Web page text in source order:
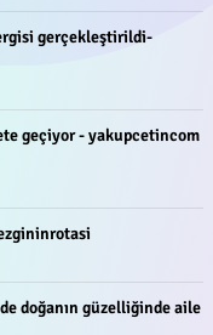
gerçekleştirildi-
geçiyor - yakupcetincom
doğanın güzelliğinde aile